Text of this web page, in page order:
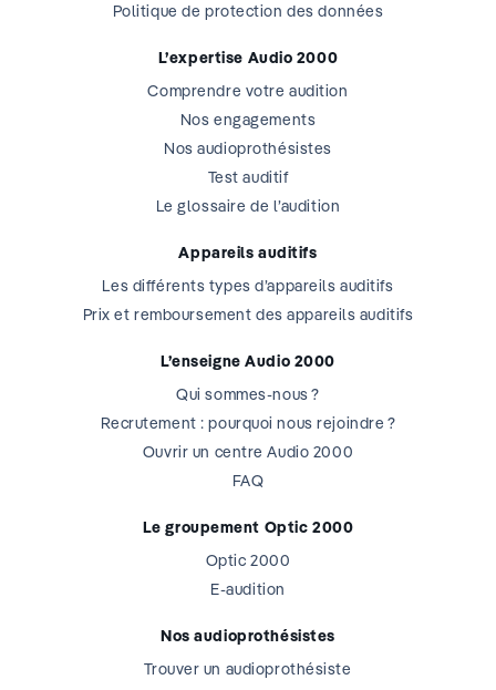
Politique de protection des données
L’expertise Audio 2000
Comprendre votre audition
Nos engagements
Nos audioprothésistes
Test auditif
Le glossaire de l’audition
Appareils auditifs
Les différents types d’appareils auditifs
Prix et remboursement des appareils auditifs
L’enseigne Audio 2000
Qui sommes-nous ?
Recrutement : pourquoi nous rejoindre ?
Ouvrir un centre Audio 2000
FAQ
Le groupement Optic 2000
Optic 2000
E-audition
Nos audioprothésistes
Trouver un audioprothésiste